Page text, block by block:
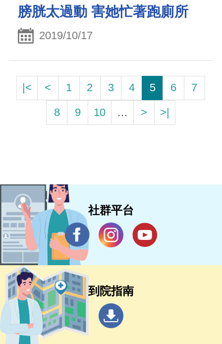
膀胱太過動 害她忙著跑廁所
2019/10/17
|< < 1 2 3 4 5 6
7
8
9 10 … > >|
社群平台
到院指南